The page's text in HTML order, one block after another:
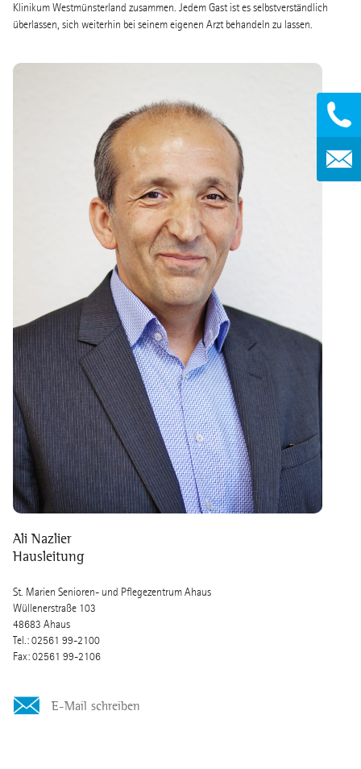
Klinikum Westmünsterland zusammen. Jedem Gast ist es selbstverständlich
überlassen, sich weiterhin bei seinem eigenen Arzt behandeln zu lassen.
Ali Nazlier
Hausleitung
St. Marien Senioren- und Pflegezentrum Ahaus
Wüllenerstraße 103
48683 Ahaus
Tel.: 02561 99-2100
Fax: 02561 99-2106
E-Mail schreiben